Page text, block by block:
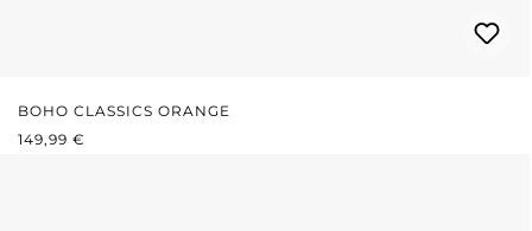
BOHO CLASSICS ORANGE
PRIX RÉGULIER :
149,99 €